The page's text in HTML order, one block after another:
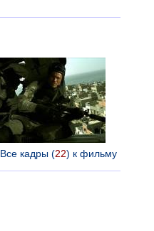
Все кадры (22) к фильму